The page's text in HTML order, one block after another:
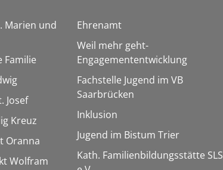
Marien und
Familie
Josef
Kreuz
Oranna
Wolfram
Ehrenamt
Weil mehr geht-
Engagemententwicklung
Fachstelle Jugend im VB
Saarbrücken
Inklusion
Jugend im Bistum Trier
Kath. Familienbildungsstätte SLS